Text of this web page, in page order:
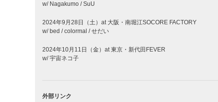
w/ Nagakumo / SuU
2024年9月28日（土）at 大阪・南堀江SOCORE FACTORY
w/ bed / colormal / せだい
2024年10月11日（金）at 東京・新代田FEVER
w/ 宇宙ネコ子
外部リンク